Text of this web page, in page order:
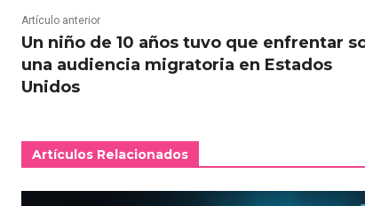
Artículo anterior
Un niño de 10 años tuvo que enfrentar
una audiencia migratoria en Estados
Unidos
Artículos Relacionados